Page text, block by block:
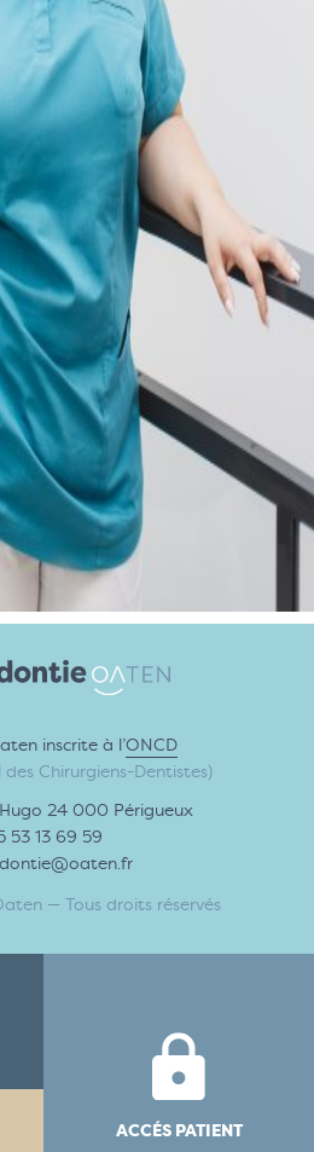
inscrite à l’ONCD
Chirurgiens-Dentistes)
24 000 Périgueux
53 13 69 59
— Tous droits réservés
ACCÉS PATIENT